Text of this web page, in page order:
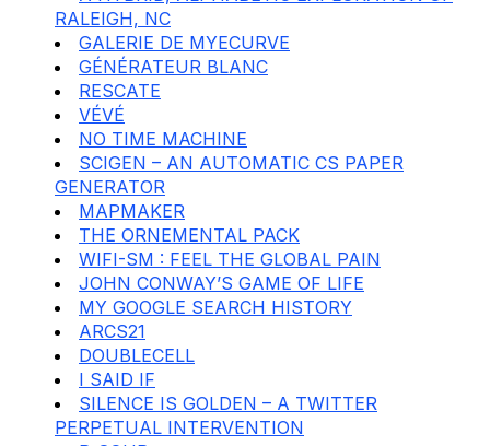
RALEIGH, NC
GALERIE DE MYECURVE
GÉNÉRATEUR BLANC
RESCATE
VÉVÉ
NO TIME MACHINE
SCIGEN – AN AUTOMATIC CS PAPER
GENERATOR
MAPMAKER
THE ORNEMENTAL PACK
WIFI-SM : FEEL THE GLOBAL PAIN
JOHN CONWAY’S GAME OF LIFE
MY GOOGLE SEARCH HISTORY
ARCS21
DOUBLECELL
I SAID IF
SILENCE IS GOLDEN – A TWITTER
PERPETUAL INTERVENTION